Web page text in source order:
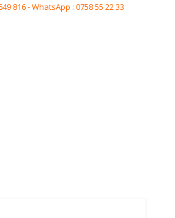
816 - WhatsApp : 0758 55 22 33